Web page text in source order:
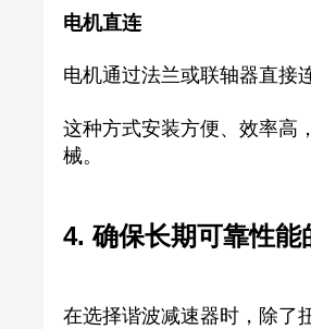
电机直连
电机通过法兰或联轴器直接
这种方式安装方便、效率高
械。
4. 确保长期可靠性能
在选择谐波减速器时，除了